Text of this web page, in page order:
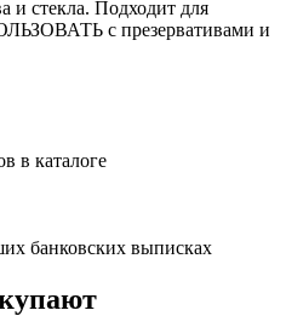
и стекла. Подходит для
с презервативами и
в каталоге
банковских выписках